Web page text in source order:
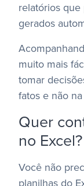
relatórios
gerados
muito mais
tomar
fatos e não
Quer
no Excel?
Você não
planilhas do